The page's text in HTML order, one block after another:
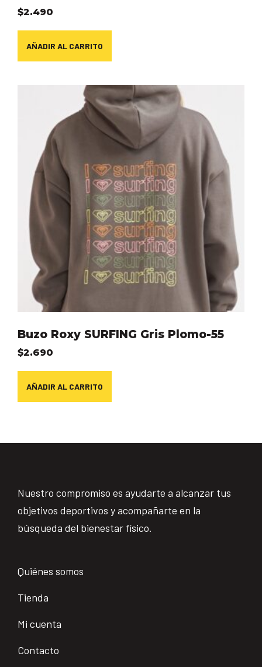
$2.490
AÑADIR AL CARRITO
Buzo Roxy SURFING Gris Plomo-55
$2.690
AÑADIR AL CARRITO
Nuestro compromiso es ayudarte a alcanzar tus
objetivos deportivos y acompañarte en la
búsqueda del bienestar físico.
Quiénes somos
Tienda
Mi cuenta
Contacto